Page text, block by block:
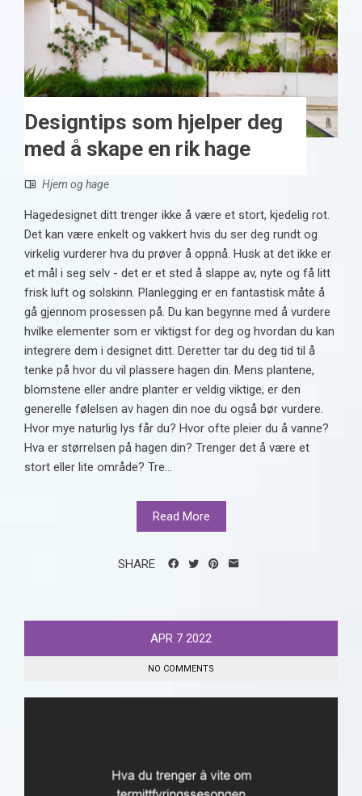
Designtips som hjelper deg
med å skape en rik hage
Hjem og hage
Hagedesignet ditt trenger ikke å være et stort, kjedelig rot.
Det kan være enkelt og vakkert hvis du ser deg rundt og
virkelig vurderer hva du prøver å oppnå. Husk at det ikke er
et mål i seg selv - det er et sted å slappe av, nyte og få litt
frisk luft og solskinn. Planlegging er en fantastisk måte å
gå gjennom prosessen på. Du kan begynne med å vurdere
hvilke elementer som er viktigst for deg og hvordan du kan
integrere dem i designet ditt. Deretter tar du deg tid til å
tenke på hvor du vil plassere hagen din. Mens plantene,
blomstene eller andre planter er veldig viktige, er den
generelle følelsen av hagen din noe du også bør vurdere.
Hvor mye naturlig lys får du? Hvor ofte pleier du å vanne?
Hva er størrelsen på hagen din? Trenger det å være et
stort eller lite område? Tre...
Read More
SHARE
APR 7 2022
NO COMMENTS